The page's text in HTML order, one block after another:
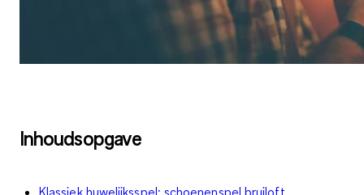
Inhoudsopgave